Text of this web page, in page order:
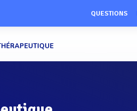
QUESTIONS